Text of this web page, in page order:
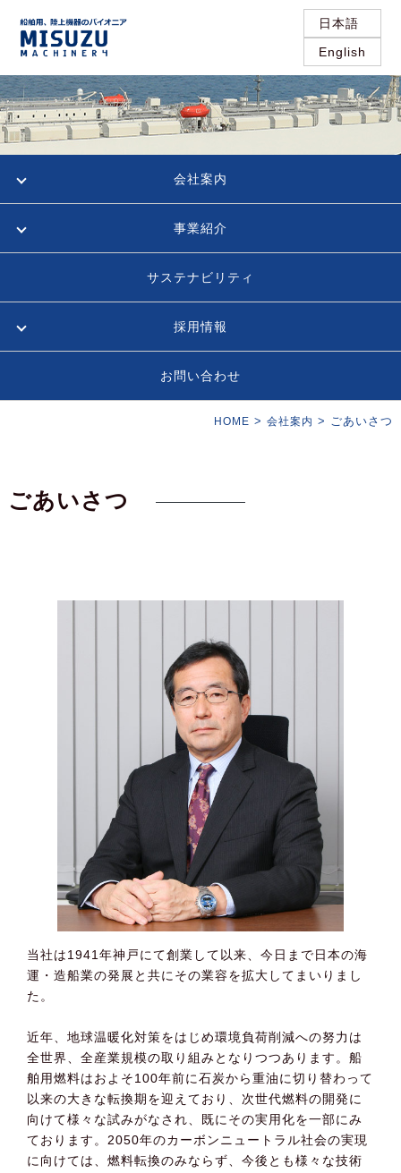
日本語
English
会社案内
事業紹介
サステナビリティ
採用情報
お問い合わせ
HOME >会社案内 > ごあいさつ
ごあいさつ
当社は1941年神戸にて創業して以来、今日まで日本の海
運・造船業の発展と共にその業容を拡大してまいりまし
た。
近年、地球温暖化対策をはじめ環境負荷削減への努力は
全世界、全産業規模の取り組みとなりつつあります。船
舶用燃料はおよそ100年前に石炭から重油に切り替わって
以来の大きな転換期を迎えており、次世代燃料の開発に
向けて様々な試みがなされ、既にその実用化を一部にみ
ております。2050年のカーボンニュートラル社会の実現
に向けては、燃料転換のみならず、今後とも様々な技術